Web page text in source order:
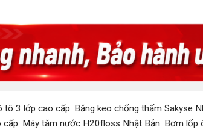
tô 3 lớp cao cấp. Băng keo chống thấm Sakyse
cấp. Máy tăm nước H20floss Nhật Bản. Bơm lốp